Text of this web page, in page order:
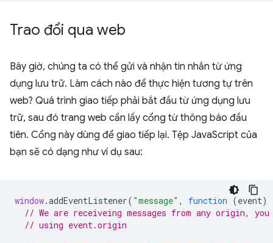
Trao đổi qua web
Bây giờ, chúng ta có thể gửi và nhận tin nhắn từ ứng
dụng lưu trữ. Làm cách nào để thực hiện tương tự trên
web? Quá trình giao tiếp phải bắt đầu từ ứng dụng lưu
trữ, sau đó trang web cần lấy cổng từ thông báo đầu
tiên. Cổng này dùng để giao tiếp lại. Tệp JavaScript của
bạn sẽ có dạng như ví dụ sau:
window.addEventListener( "message" , function (event)
// We are receiveing messages from any origin,
// using event.origin